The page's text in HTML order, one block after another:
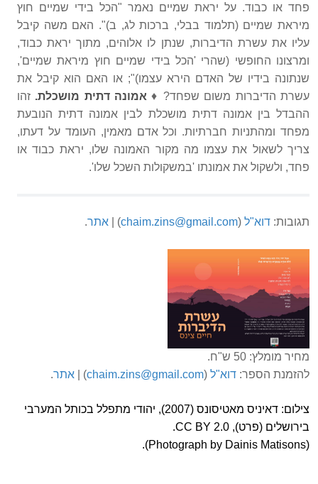
פחד או כבוד. על יראת שמיים נאמר "הכל בידי שמיים חוץ
מיראת שמיים (תלמוד בבלי, ברכות לג, ב)". האם משה קיבל
עליו את עשרת הדיברות, שנתן לו אלוהים, מתוך יראת כבוד,
ומרצונו החופשי (שהרי 'הכל בידי שמיים חוץ מיראת שמיים',
שנתונה בידיו של האדם הירא עצמו)"; או האם הוא קיבל את
עשרת הדיברות משום שפחד? ♦ אמונה דתית מושכלת. זהו
ההבדל בין אמונה דתית מושכלת לבין אמונה דתית הנובעת
מפחד ומהתניות חברתיות. וכל אדם מאמין, העומד על דעתו,
צריך לשאול את עצמו מה מקור האמונה שלו, יראת כבוד או
פחד, ולשקול את אמונתו 'במשקולות השכל שלו'.
תגובות: דוא"ל (
chaim.zins@gmail.com
) | אתר.
מחיר מומלץ: 50 ש"ח.
להזמנת הספר: דוא"ל (
chaim.zins@gmail.com
) | אתר.
צילום: דאיניס מאטיסונס (2007), יהודי מתפלל בכותל המערבי
בירושלים (פרט), CC BY 2.0.
(Photograph by Dainis Matisons).